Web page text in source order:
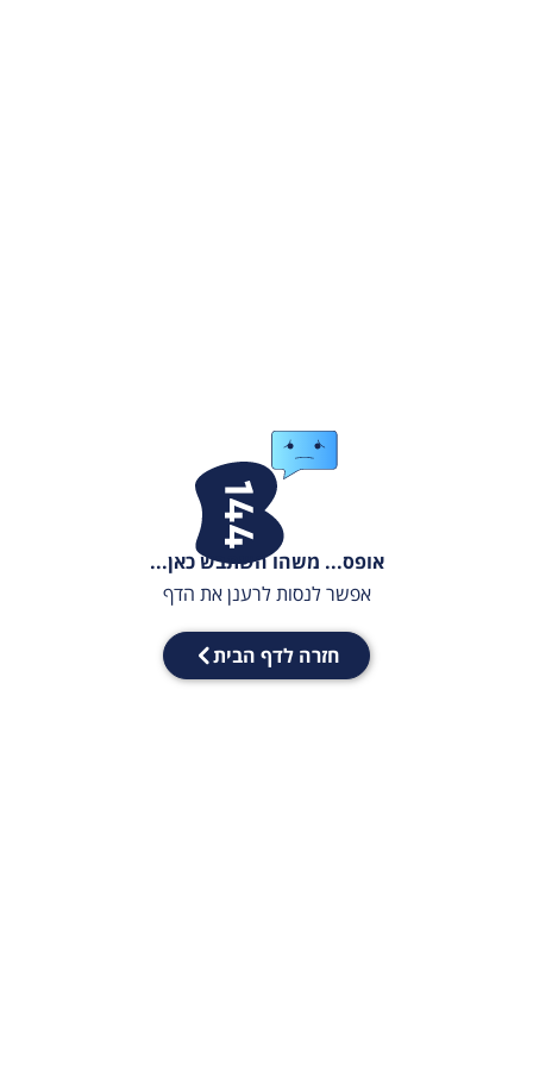
אופס... משהו השתבש כאן...
אפשר לנסות לרענן את הדף
חזרה לדף הבית